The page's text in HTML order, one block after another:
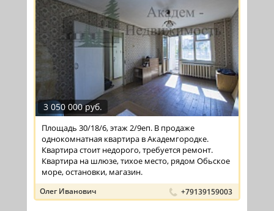
3 050 000 руб.
Площадь 30/18/6, этаж 2/9еп. В продаже
однокомнатная квартира в Академгородке.
Квартира стоит недорого, требуется ремонт.
Квартира на шлюзе, тихое место, рядом Обьское
море, остановки, магазин.
Олег Иванович +79139159003